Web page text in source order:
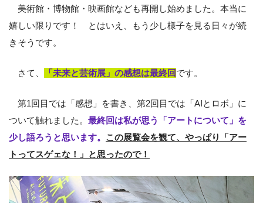
美術館・博物館・映画館なども再開し始めました。本当に
嬉しい限りです！ とはいえ、もう少し様子を見る日々が続
きそうです。
さて、 「未来と芸術展」の感想は最終回です。
第1回目では「感想」を書き、第2回目では「AIとロボ」に
ついて触れました。 最終回は私が思う「アートについて」を
少し語ろうと思います。 この展覧会を観て、やっぱり「アー
トってスゲェな！」と思ったので！